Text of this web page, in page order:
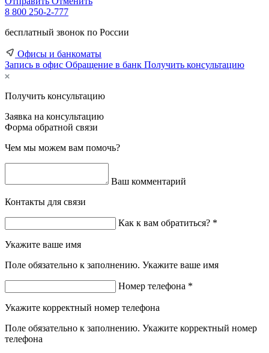
8 800 250-2-777
бесплатный звонок по России
Офисы и банкоматы
Запись в офис Обращение в банк Получить консультацию
Получить консультацию
Заявка на консультацию
Форма обратной связи
Чем мы можем вам помочь?
Ваш комментарий
Контакты для связи
Как к вам обратиться? *
Укажите ваше имя
Поле обязательно к заполнению. Укажите ваше имя
Номер телефона *
Укажите корректный номер телефона
Поле обязательно к заполнению. Укажите корректный номер
телефона